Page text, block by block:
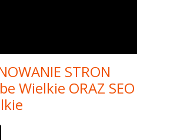
STRON
Wielkie ORAZ SEO